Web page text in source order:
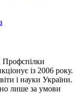
Профспілки
із 2006 року.
і науки України.
лише за умови